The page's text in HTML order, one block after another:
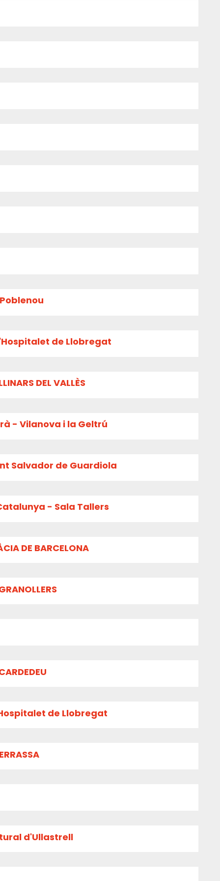
de Llobregat
DEL VALLÈS
- Vilanova i la Geltrú
Salvador de Guardiola
- Sala Tallers
DE BARCELONA
de Llobregat
d'Ullastrell